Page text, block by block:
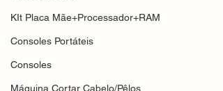
KIt Placa Mãe+Processador+RAM
Consoles Portáteis
Consoles
Máquina Cortar Cabelo/Pêlos